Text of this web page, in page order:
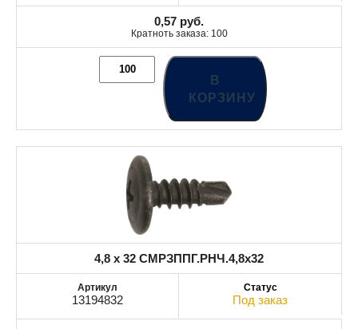
0,57 руб.
Кратноть заказа: 100
В
КОРЗИНУ
4,8 x 32 СМРЗППГ.РНЧ.4,8x32
13194832 Под заказ